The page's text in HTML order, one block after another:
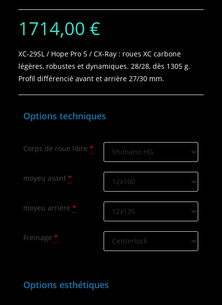
1714,00 €
XC‑29SL / Hope Pro 5 / CX‑Ray : roues XC carbone
légères, robustes et dynamiques. 28/28, dès 1305 g.
Profil différencié avant et arrière 27/30 mm.
Options techniques
Corps de roue libre *
moyeu avant *
moyeu arrière *
Freinage *
Options esthétiques